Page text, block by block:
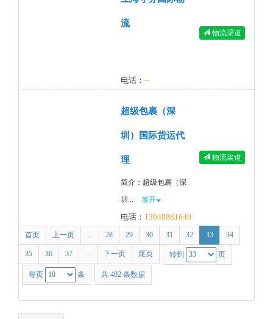
流
电话： --
物流渠道
超级包裹（深
圳）国际货运代
理
简介：超级包裹（深
圳...
展开
电话： 13048881640
物流渠道
首页 上一页 ... 28 29 30 31 32 33 34
35 36 37 ... 下一页 尾页 转到 页
每页 条 共 402 条数据